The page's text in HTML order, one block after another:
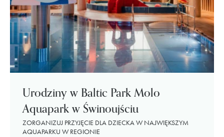
Urodziny w Baltic Park Molo
Aquapark w Świnoujściu
ZORGANIZUJ PRZYJĘCIE DLA DZIECKA W NAJWIĘKSZYM
AQUAPARKU W REGIONIE